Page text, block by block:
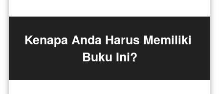
Kenapa Anda Harus Memiliki
Buku Ini?